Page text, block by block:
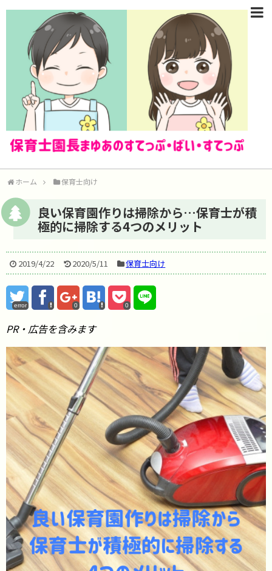
ホーム 保育士向け
良い保育園作りは掃除から…保育士が積
極的に掃除する4つのメリット
2019/4/22 2020/5/11 保育士向け
error 0 0
PR・広告を含みます